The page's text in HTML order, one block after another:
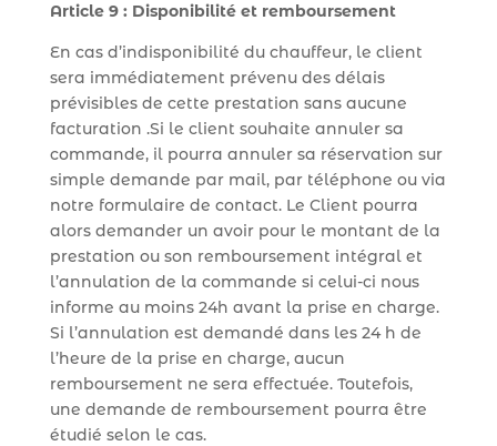
Article 9 : Disponibilité et remboursement
En cas d’indisponibilité du chauffeur, le client
sera immédiatement prévenu des délais
prévisibles de cette prestation sans aucune
facturation .Si le client souhaite annuler sa
commande, il pourra annuler sa réservation sur
simple demande par mail, par téléphone ou via
notre formulaire de contact. Le Client pourra
alors demander un avoir pour le montant de la
prestation ou son remboursement intégral et
l’annulation de la commande si celui-ci nous
informe au moins 24h avant la prise en charge.
Si l’annulation est demandé dans les 24 h de
l’heure de la prise en charge, aucun
remboursement ne sera effectuée. Toutefois,
une demande de remboursement pourra être
étudié selon le cas.